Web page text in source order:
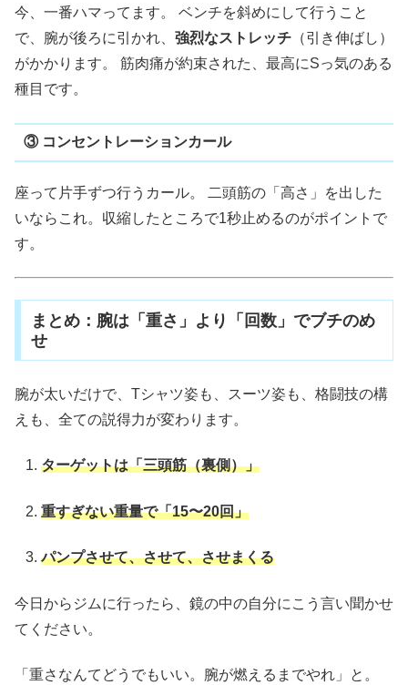
今、一番ハマってます。 ベンチを斜めにして行うこと
で、腕が後ろに引かれ、 強烈なストレッチ （引き伸ばし）
がかかります。 筋肉痛が約束された、最高にSっ気のある
種目です。
③ コンセントレーションカール
座って片手ずつ行うカール。 二頭筋の「高さ」を出した
いならこれ。収縮したところで1秒止めるのがポイントで
す。
まとめ：腕は「重さ」より「回数」でブチのめ
せ
腕が太いだけで、Tシャツ姿も、スーツ姿も、格闘技の構
えも、全ての説得力が変わります。
ターゲットは「三頭筋（裏側）」
重すぎない重量で「15〜20回」
パンプさせて、させて、させまくる
今日からジムに行ったら、鏡の中の自分にこう言い聞かせ
てください。
「重さなんてどうでもいい。腕が燃えるまでやれ」と。